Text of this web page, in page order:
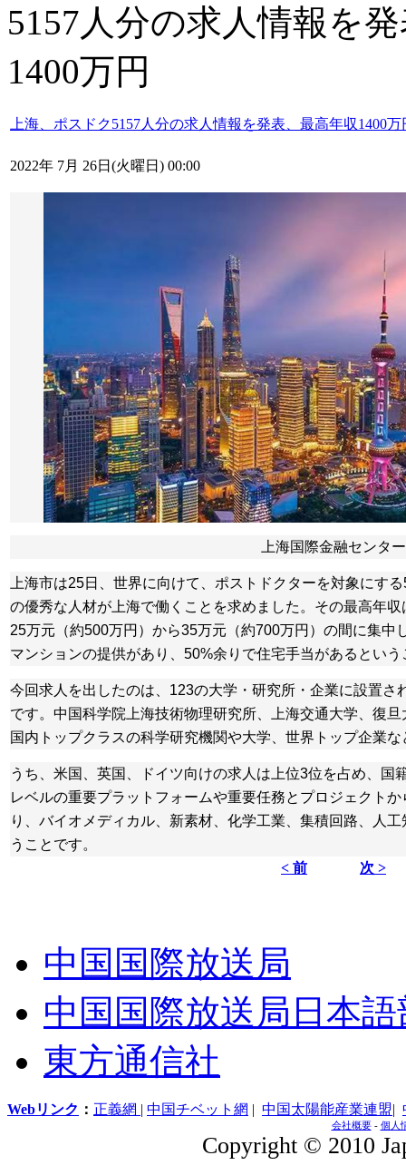
5157人分の求人情報を
1400万円
上海、ポスドク5157人分の求人情報を発表、最高年収1400万
2022年 7月 26日(火曜日) 00:00
上海国際金融センター
上海市は25日、世界に向けて、ポストドクターを対象にす
の優秀な人材が上海で働くことを求めました。その最高年
25万元（約500万円）から35万元（約700万円）の間に集中
マンションの提供があり、50%余りで住宅手当があるという
今回求人を出したのは、123の大学・研究所・企業に設置さ
です。中国科学院上海技術物理研究所、上海交通大学、復
国内トップクラスの科学研究機関や大学、世界トップ企業
うち、米国、英国、ドイツ向けの求人は上位3位を占め、国
レベルの重要プラットフォームや重要任務とプロジェクト
り、バイオメディカル、新素材、化学工業、集積回路、人
うことです。
< 前
次 >
中国国際放送局
中国国際放送局日本語
東方通信社
Webリンク ： 正義網 | 中国チベット網 | 中国太陽能産業連盟|
会社概要- 個人
Copyright © 2010